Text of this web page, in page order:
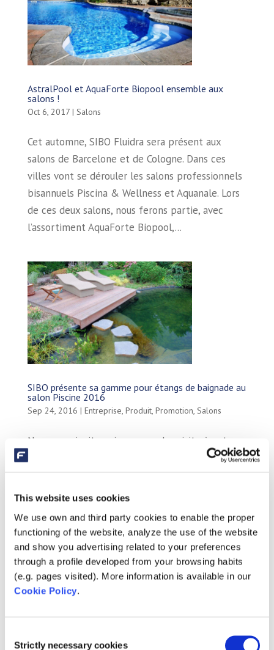
This website uses cookies
We use own and third party cookies to enable the proper
functioning of the website, analyze the use of the website
and show you advertising related to your preferences
through a profile developed from your browsing habits
(e.g. pages visited). More information is available in our
Cookie Policy.
Selection
Strictly necessary cookies
AstralPool et AquaForte Biopool ensemble aux
salons !
Oct 6, 2017| Salons
Cet automne, SIBO Fluidra sera présent aux
salons de Barcelone et de Cologne. Dans ces
villes vont se dérouler les salons professionnels
bisannuels Piscina & Wellness et Aquanale. Lors
de ces deux salons, nous ferons partie, avec
l’assortiment AquaForte Biopool,...
SIBO présente sa gamme pour étangs de baignade au
salon Piscine 2016
Sep 24, 2016 | Entreprise, Produit, Promotion, Salons
Nous vous invitons à nous rendre visite à notre
stand au salon Piscine Global 2016. Ce salon du
novembre au vendredi 18 novembre à Lyon. SIBO
et piscines AquaForte. Vous nous...
Les dernières nouvelles
SIBO Fluidra dans un nouveau look!